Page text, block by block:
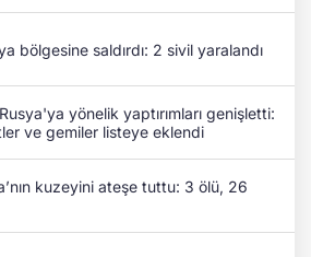
bölgesine saldırdı: 2 sivil yaralandı
yönelik yaptırımları genişletti:
ve gemiler listeye eklendi
kuzeyini ateşe tuttu: 3 ölü, 26